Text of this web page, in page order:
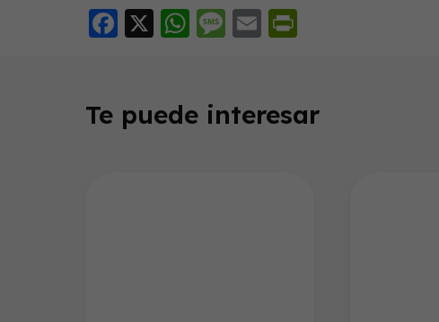
Facebook
X WhatsApp
Message
EmailPrintFriendly
Te puede interesar